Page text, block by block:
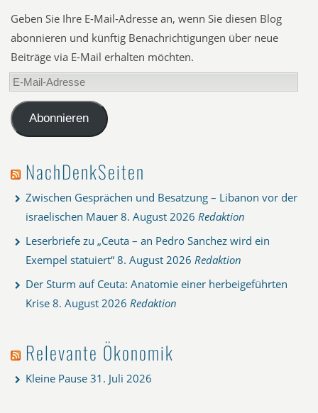
Geben Sie Ihre E-Mail-Adresse an, wenn Sie diesen Blog
abonnieren und künftig Benachrichtigungen über neue
Beiträge via E-Mail erhalten möchten.
E-
Mail-
AdresseAbonnieren
NachDenkSeiten
Zwischen Gesprächen und Besatzung – Libanon vor der
israelischen Mauer 8. August 2026 Redaktion
Leserbriefe zu „Ceuta – an Pedro Sanchez wird ein
Exempel statuiert“ 8. August 2026 Redaktion
Der Sturm auf Ceuta: Anatomie einer herbeigeführten
Krise 8. August 2026 Redaktion
Relevante Ökonomik
Kleine Pause 31. Juli 2026